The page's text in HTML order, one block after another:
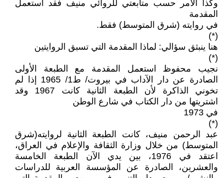
وكذا الأمر حسب متابعتي للروائي منيف فقد استعمل
المقدمة
في روايته (شرق المتوسط) فقط.
(*)
هنا ينبثق سؤالي: لماذا المقدمة التي تسبق الروايتين
(*)
نجيب محفوظ استعمل المقدمة مع الطبعة الأولى
الصادرة عن دار الآداب في بيروت/ ط1/ 1965 إذا لم
تخوني الذاكرة لأن الطبعة الثانية كانت 1967 وقد
اشتريتها من دار الكتاب في شارع الوطن
في 1973
(*)
عبد الرحمن منيف، كانت الطبعة الثانية لروايته(شرق
المتوسط) من خلال وزارة الثقافة والإعلام في العراق،
اعتقد في 1976، بين يدي الآن الطبعة الخامسة
والعشرين، الصادرة عن المؤسسة العربية للدراسات